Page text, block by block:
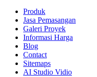
Produk
Jasa Pemasangan
Galeri Proyek
Informasi Harga
Blog
Contact
Sitemaps
AI Studio Vidio